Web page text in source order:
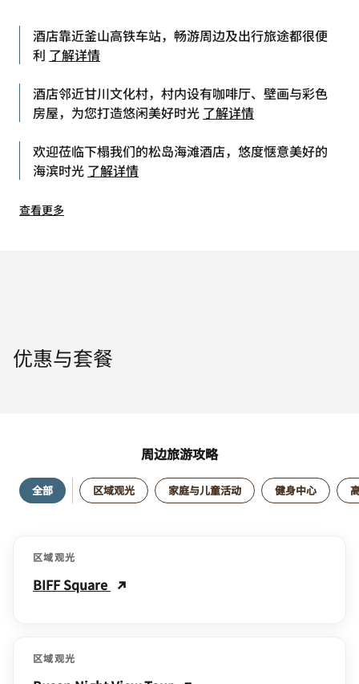
酒店靠近釜山高铁车站，畅游周边及出行旅途都很便
利 了解详情
酒店邻近甘川文化村，村内设有咖啡厅、壁画与彩色
房屋，为您打造悠闲美好时光 了解详情
欢迎莅临下榻我们的松岛海滩酒店，悠度惬意美好的
海滨时光 了解详情
查看更多
优惠与套餐
周边旅游攻略
全部 区域观光 家庭与儿童活动 健身中心
区域观光
BIFF Square
区域观光